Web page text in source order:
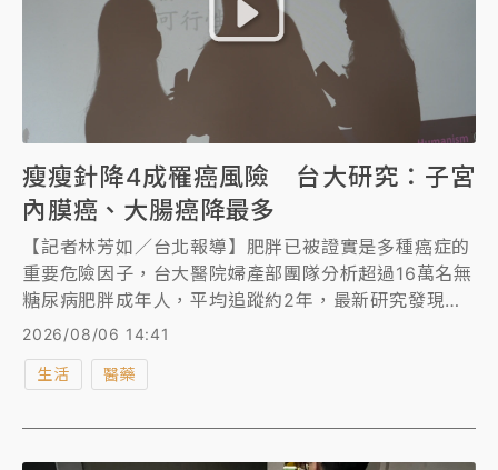
瘦瘦針降4成罹癌風險 台大研究：子宮
內膜癌、大腸癌降最多
【記者林芳如／台北報導】肥胖已被證實是多種癌症的
重要危險因子，台大醫院婦產部團隊分析超過16萬名無
糖尿病肥胖成年人，平均追蹤約2年，最新研究發現，
相較於僅靠飲食或運動減重者，使用GLP-1瘦瘦針者，
未來罹患13種肥胖相關癌症的整體風險大幅下降
41%，尤其子宮內膜癌和大腸直腸癌下降最顯著。
2026/08/06 14:41
生活 醫藥